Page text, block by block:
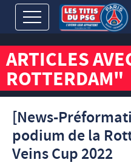
ARTICLES
ROTTERDAM"
[News-
podium de la
Veins Cup 2022